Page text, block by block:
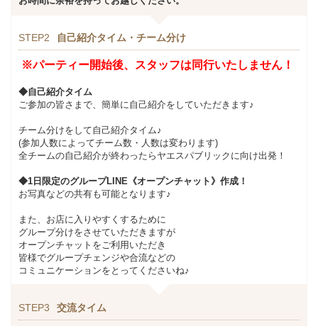
STEP2 自己紹介タイム・チーム分け
※パーティー開始後、スタッフは同行いたしません！
◆自己紹介タイム
ご参加の皆さまで、簡単に自己紹介をしていただきます♪
チーム分けをして自己紹介タイム♪
(参加人数によってチーム数・人数は変わります)
全チームの自己紹介が終わったらヤエスパブリックに向け出発！
◆1日限定のグループLINE《オープンチャット》作成！
お写真などの共有も可能となります♪
また、お店に入りやすくするために
グループ分けをさせていただきますが
オープンチャットをご利用いただき
皆様でグループチェンジや合流などの
コミュニケーションをとってくださいね♪
STEP3 交流タイム